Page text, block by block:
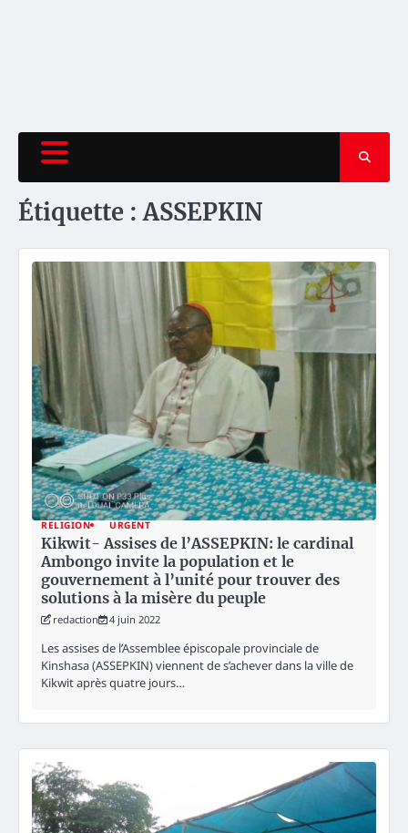
Étiquette :ASSEPKIN
RELIGION URGENT
Kikwit- Assises de l’ASSEPKIN: le cardinal
Ambongo invite la population et le
gouvernement à l’unité pour trouver des
solutions à la misère du peuple
redaction 4 juin 2022
Les assises de l’Assemblee épiscopale provinciale de
Kinshasa (ASSEPKIN) viennent de s’achever dans la ville de
Kikwit après quatre jours…